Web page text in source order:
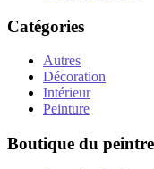
Catégories
Autres
Décoration
Intérieur
Peinture
Boutique du peintre